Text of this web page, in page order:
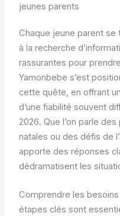
jeunes parents
Chaque jeune parent
à la recherche
rassurantes pour
Yamonbebe s’est
cette quête, en offrant
d’une fiabilité souvent
2026. Que l’on parle
natales ou des défis de
apporte des réponses
dédramatisent les
Comprendre les
étapes clés sont